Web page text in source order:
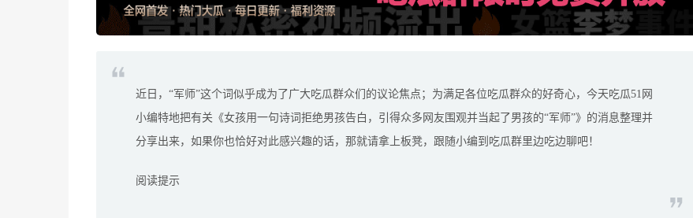
近日，“军师”这个词似乎成为了广大吃瓜群众们的议论焦点；为满足各位吃瓜群众的好奇心，今天吃瓜51网
小编特地把有关《女孩用一句诗词拒绝男孩告白，引得众多网友围观并当起了男孩的“军师”》的消息整理并
分享出来，如果你也恰好对此感兴趣的话，那就请拿上板凳，跟随小编到吃瓜群里边吃边聊吧！
阅读提示